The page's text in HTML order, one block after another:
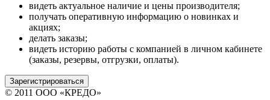
видеть актуальное наличие и цены производителя;
получать оперативную информацию о новинках и
акциях;
делать заказы;
видеть историю работы с компанией в личном кабинете
(заказы, резервы, отгрузки, оплаты).
Зарегистрироваться
© 2011 ООО «КРЕДО»